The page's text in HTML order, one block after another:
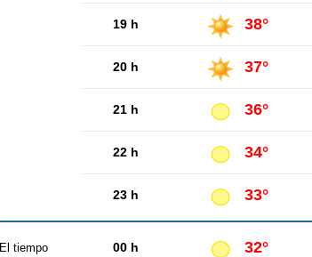
19 h 38°
20 h 37°
21 h 36°
22 h 34°
23 h 33°
El tiempo
00 h 32°